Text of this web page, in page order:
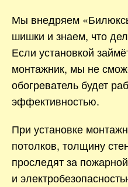
Мы внедряем
шишки и знаем, что
Если установкой
монтажник, мы не
обогреватель будет
эффективностью.
При установке
потолков, толщину
проследят за пожарной
и